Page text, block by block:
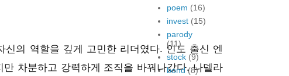
신의 역할을 깊게 고민한 리더였다. 인도 출신 엔
차분하고 강력하게 조직을 바꿔나갔다. 나델라
poem (16)
invest (15)
parody
(11)
stock (9)
bond (8)